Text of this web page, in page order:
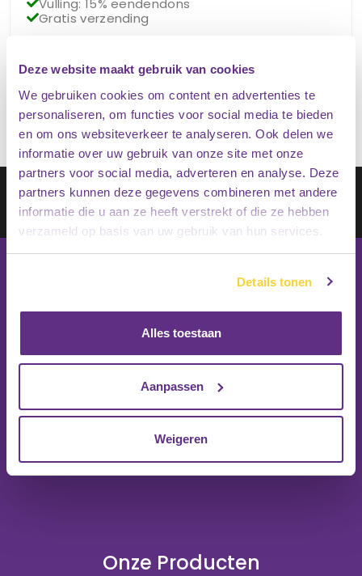
Deze website maakt gebruik van cookies
We gebruiken cookies om content en advertenties te
personaliseren, om functies voor social media te bieden
en om ons websiteverkeer te analyseren. Ook delen we
informatie over uw gebruik van onze site met onze
partners voor social media, adverteren en analyse. Deze
partners kunnen deze gegevens combineren met andere
informatie die u aan ze heeft verstrekt of die ze hebben
verzameld op basis van uw gebruik van hun services.
Details tonen
Alles toestaan
Aanpassen
Weigeren
Vulling: 15% eendendons
Gratis verzending
Op voorraad
Schrijf je in op onze nieuwsbrief
Inschrijven
Onze Producten